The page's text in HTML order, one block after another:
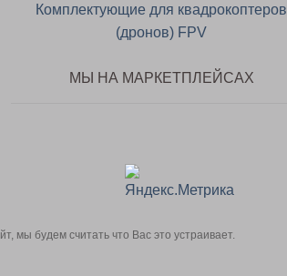
Комплектующие для квадрокоптеров
(дронов) FPV
МЫ НА МАРКЕТПЛЕЙСАХ
мы будем считать что Вас это устраивает.